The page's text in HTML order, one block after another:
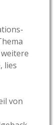
lies
von